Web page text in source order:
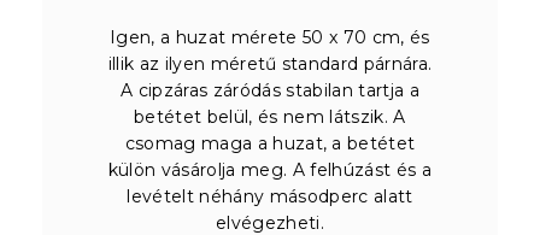
Igen, a huzat mérete 50 x 70 cm, és
illik az ilyen méretű standard párnára.
A cipzáras záródás stabilan tartja a
betétet belül, és nem látszik. A
csomag maga a huzat, a betétet
külön vásárolja meg. A felhúzást és a
levételt néhány másodperc alatt
elvégezheti.